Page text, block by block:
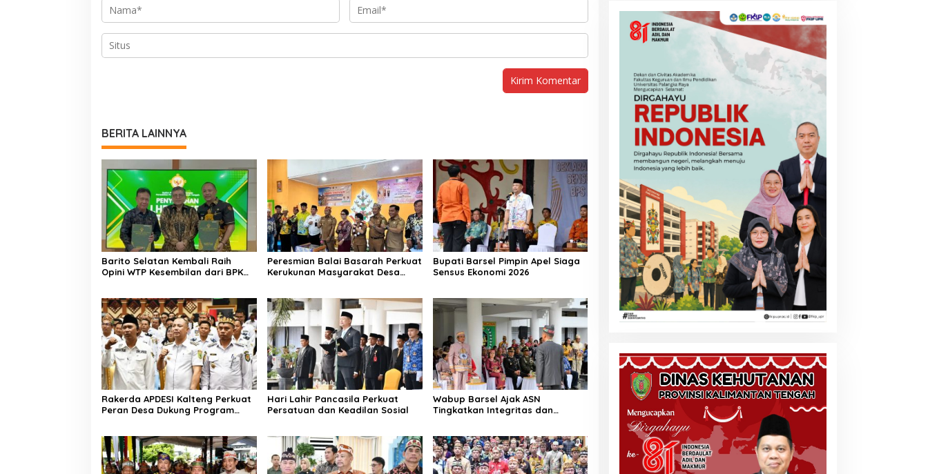
BERITA LAINNYA
Barito Selatan Kembali Raih
Opini WTP Kesembilan dari BPK
Peresmian Balai Basarah Perkuat
Kerukunan Masyarakat Desa
Bupati Barsel Pimpin Apel Siaga
Sensus Ekonomi 2026
Rakerda APDESI Kalteng Perkuat
Peran Desa Dukung Program
Hari Lahir Pancasila Perkuat
Persatuan dan Keadilan Sosial
Wabup Barsel Ajak ASN
Tingkatkan Integritas dan